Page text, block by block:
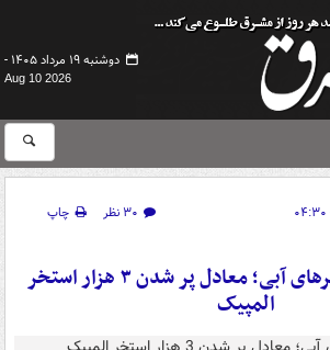
دوشنبه ۱۹ مرداد ۱۴۰۵ -
Aug 10 2026
۳۰ نظر
چاپ
مصرف روزانه کولرهای آبی؛ معادل پر شدن ۳ هزار استخر
المپیک